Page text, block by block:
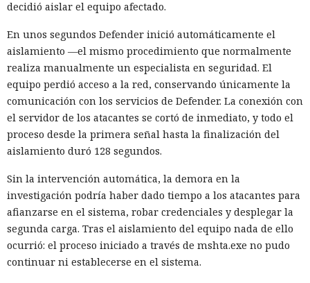
decidió aislar el equipo afectado.
En unos segundos Defender inició automáticamente el
aislamiento —el mismo procedimiento que normalmente
realiza manualmente un especialista en seguridad. El
equipo perdió acceso a la red, conservando únicamente la
comunicación con los servicios de Defender. La conexión con
el servidor de los atacantes se cortó de inmediato, y todo el
proceso desde la primera señal hasta la finalización del
aislamiento duró 128 segundos.
Sin la intervención automática, la demora en la
investigación podría haber dado tiempo a los atacantes para
afianzarse en el sistema, robar credenciales y desplegar la
segunda carga. Tras el aislamiento del equipo nada de ello
ocurrió: el proceso iniciado a través de mshta.exe no pudo
continuar ni establecerse en el sistema.